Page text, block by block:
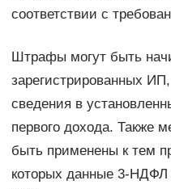
соответствии с
Штрафы могут быть
зарегистрированных
сведения в
первого дохода. Также
быть применены к тем
которых данные 3-